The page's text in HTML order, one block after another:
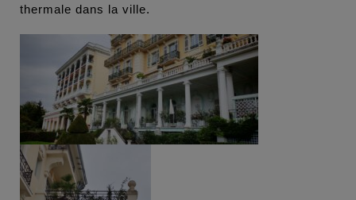
thermale dans la ville.